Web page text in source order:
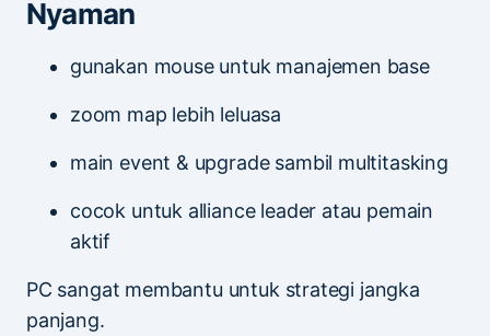
Nyaman
gunakan mouse untuk manajemen base
zoom map lebih leluasa
main event & upgrade sambil multitasking
cocok untuk alliance leader atau pemain
aktif
PC sangat membantu untuk strategi jangka
panjang.